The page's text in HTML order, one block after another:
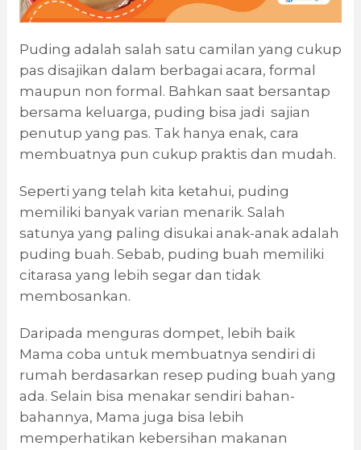
Puding adalah salah satu camilan yang cukup
pas disajikan dalam berbagai acara, formal
maupun non formal. Bahkan saat bersantap
bersama keluarga, puding bisa jadi sajian
penutup yang pas. Tak hanya enak, cara
membuatnya pun cukup praktis dan mudah.
Seperti yang telah kita ketahui, puding
memiliki banyak varian menarik. Salah
satunya yang paling disukai anak-anak adalah
puding buah. Sebab, puding buah memiliki
citarasa yang lebih segar dan tidak
membosankan.
Daripada menguras dompet, lebih baik
Mama coba untuk membuatnya sendiri di
rumah berdasarkan resep puding buah yang
ada. Selain bisa menakar sendiri bahan-
bahannya, Mama juga bisa lebih
memperhatikan kebersihan makanan